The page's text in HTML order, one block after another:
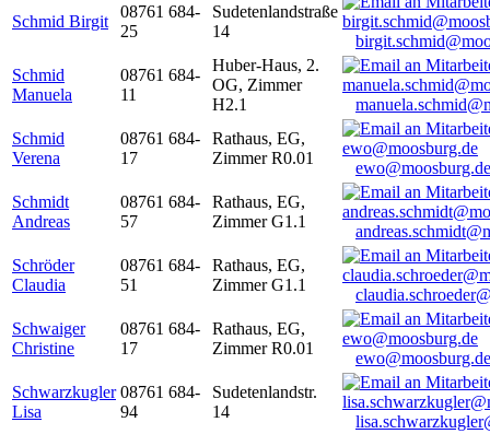
Schmid Birgit
08761 684-
25
Sudetenlandstraße
14
Schmid
Manuela
08761 684-
11
Huber-Haus, 2.
OG, Zimmer
H2.1
Schmid
Verena
08761 684-
17
Rathaus, EG,
Zimmer R0.01
ewo@moosburg.de
Schmidt
Andreas
08761 684-
57
Rathaus, EG,
Zimmer G1.1
Schröder
Claudia
08761 684-
51
Rathaus, EG,
Zimmer G1.1
Schwaiger
Christine
08761 684-
17
Rathaus, EG,
Zimmer R0.01
ewo@moosburg.de
Schwarzkugler
Lisa
08761 684-
94
Sudetenlandstr.
14